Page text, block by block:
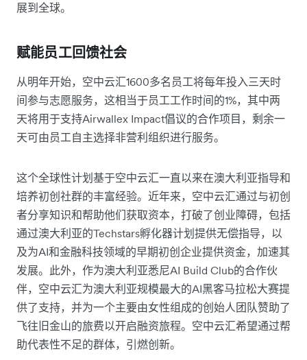
展到全球。
赋能员工回馈社会
从明年开始，空中云汇1600多名员工将每年投入三天时
间参与志愿服务，这相当于员工工作时间的1%，其中两
天将用于支持Airwallex Impact倡议的合作项目，剩余一
天可由员工自主选择非营利组织进行服务。
这个全球性计划基于空中云汇一直以来在澳大利亚指导和
培养初创社群的丰富经验。近年来，空中云汇通过与初创
者分享知识和帮助他们获取资本，打破了创业障碍，包括
通过澳大利亚的Techstars孵化器计划提供无偿指导，以
及为AI和金融科技领域的早期初创企业提供资金，加速其
发展。此外，作为澳大利亚悉尼AI Build Club的合作伙
伴，空中云汇为澳大利亚规模最大的AI黑客马拉松大赛提
供了支持，并为一个主要由女性组成的创始人团队赞助了
飞往旧金山的旅费以开启融资旅程。空中云汇希望通过帮
助代表性不足的群体，引燃创新。